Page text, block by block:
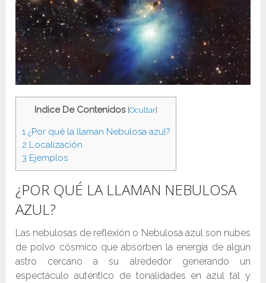
Indice De Contenidos [Ocultar]
1 ¿Por qué la llaman Nebulosa azul?
2 Localización
3 Ejemplos
¿POR QUÉ LA LLAMAN NEBULOSA
AZUL?
Las nebulosas de reflexión o Nebulosa azul son nubes
de polvo cósmico que absorben la energía de algún
astro cercano a su alrededor generando un
espectáculo auténtico de tonalidades en azul tal y